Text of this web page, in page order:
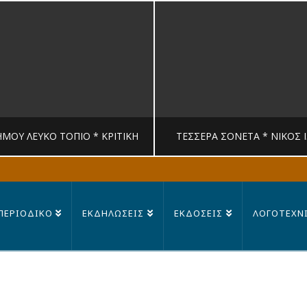
ΛΕΥΚΟ ΤΟΠΙΟ * ΚΡΙΤΙΚΉ
MANDRAGORAS
ΤΈΣΣΕΡΑ ΣΟΝΈΤΑ * ΝΊΚΟΣ
ΕΚΔΗΛΩΣΕΙΣ ΕΚΔΟΣΕΙΣ